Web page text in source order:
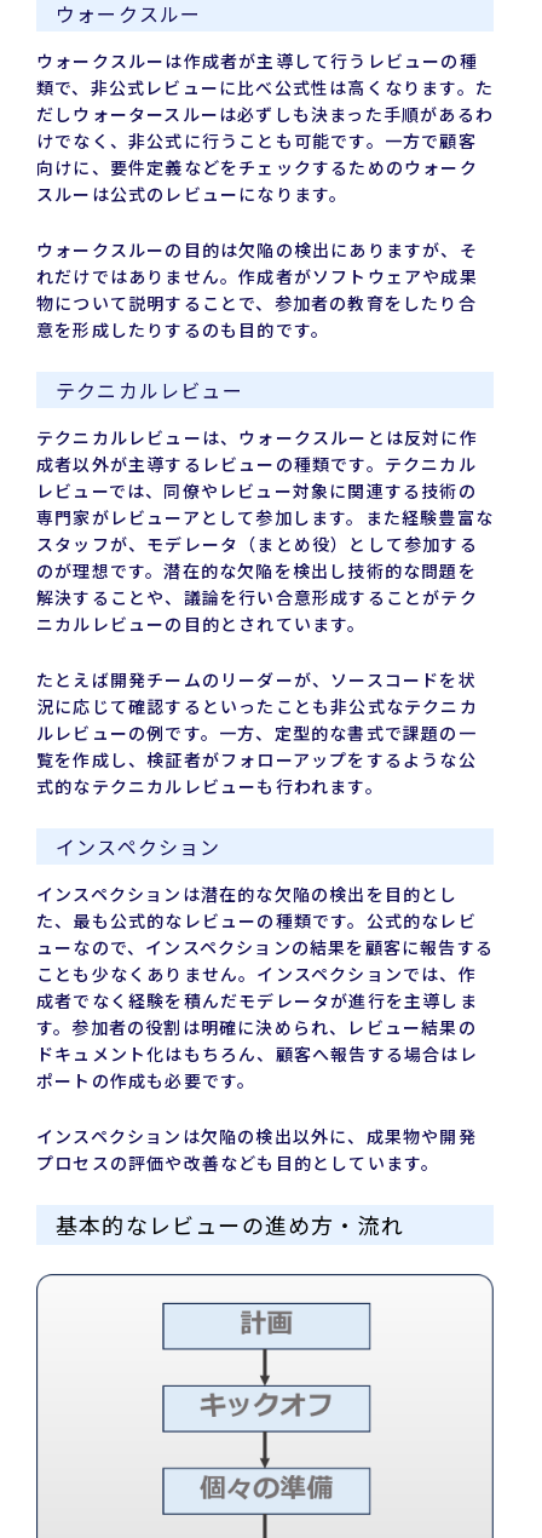
ウォークスルー
ウォークスルーは作成者が主導して行うレビューの種
類で、非公式レビューに比べ公式性は高くなります。た
だしウォータースルーは必ずしも決まった手順があるわ
けでなく、非公式に行うことも可能です。一方で顧客
向けに、要件定義などをチェックするためのウォーク
スルーは公式のレビューになります。
ウォークスルーの目的は欠陥の検出にありますが、そ
れだけではありません。作成者がソフトウェアや成果
物について説明することで、参加者の教育をしたり合
意を形成したりするのも目的です。
テクニカルレビュー
テクニカルレビューは、ウォークスルーとは反対に作
成者以外が主導するレビューの種類です。テクニカル
レビューでは、同僚やレビュー対象に関連する技術の
専門家がレビューアとして参加します。また経験豊富な
スタッフが、モデレータ（まとめ役）として参加する
のが理想です。潜在的な欠陥を検出し技術的な問題を
解決することや、議論を行い合意形成することがテク
ニカルレビューの目的とされています。
たとえば開発チームのリーダーが、ソースコードを状
況に応じて確認するといったことも非公式なテクニカ
ルレビューの例です。一方、定型的な書式で課題の一
覧を作成し、検証者がフォローアップをするような公
式的なテクニカルレビューも行われます。
インスペクション
インスペクションは潜在的な欠陥の検出を目的とし
た、最も公式的なレビューの種類です。公式的なレビ
ューなので、インスペクションの結果を顧客に報告する
ことも少なくありません。インスペクションでは、作
成者でなく経験を積んだモデレータが進行を主導しま
す。参加者の役割は明確に決められ、レビュー結果の
ドキュメント化はもちろん、顧客へ報告する場合はレ
ポートの作成も必要です。
インスペクションは欠陥の検出以外に、成果物や開発
プロセスの評価や改善なども目的としています。
基本的なレビューの進め方・流れ